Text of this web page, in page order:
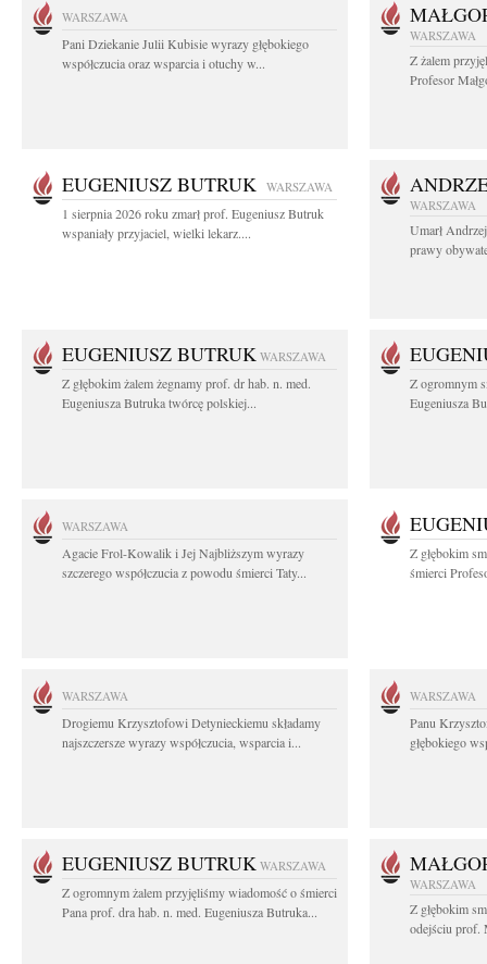
WARSZAWA
Pani Dziekanie Julii Kubisie wyrazy głębokiego
współczucia oraz wsparcia i otuchy w...
WARSZAWA
Z żalem
Profesor
EUGENIUSZ BUTRUK WARSZAWA
1 sierpnia 2026 roku zmarł prof. Eugeniusz Butruk
wspaniały przyjaciel, wielki lekarz....
WARSZAWA
Umarł
prawy
EUGENIUSZ BUTRUK WARSZAWA
Z głębokim żalem żegnamy prof. dr hab. n. med.
Eugeniusza Butruka twórcę polskiej...
Z ogromnym
Eugeniusza
WARSZAWA
Agacie Frol-Kowalik i Jej Najbliższym wyrazy
szczerego współczucia z powodu śmierci Taty...
Z głębokim
śmierci
WARSZAWA
Drogiemu Krzysztofowi Detynieckiemu składamy
najszczersze wyrazy współczucia, wsparcia i...
WARSZAWA
Panu
głębokiego
EUGENIUSZ BUTRUK WARSZAWA
Z ogromnym żalem przyjęliśmy wiadomość o śmierci
Pana prof. dra hab. n. med. Eugeniusza Butruka...
WARSZAWA
Z głębokim
odejściu prof.